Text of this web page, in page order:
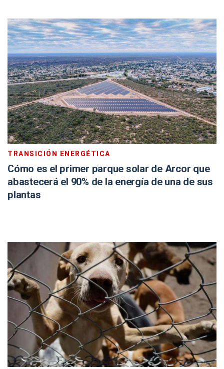
TRANSICIÓN ENERGÉTICA
Cómo es el primer parque solar de Arcor que
abastecerá el 90% de la energía de una de sus
plantas